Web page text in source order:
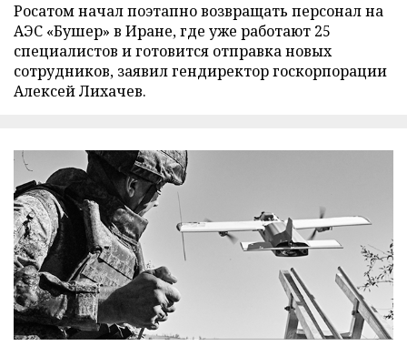
Росатом начал поэтапно возвращать персонал на
АЭС «Бушер» в Иране, где уже работают 25
специалистов и готовится отправка новых
сотрудников, заявил гендиректор госкорпорации
Алексей Лихачев.